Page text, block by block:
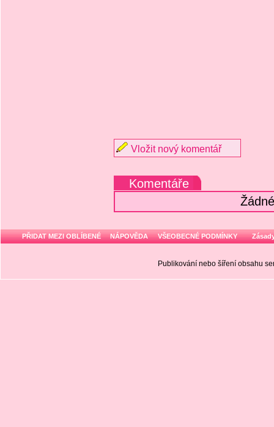
Vložit nový komentář
Komentáře
PŘIDAT MEZI OBLÍBENÉ NÁPOVĚDA VŠEOBECNÉ PODMÍNKY
Publikování nebo šíření obsahu